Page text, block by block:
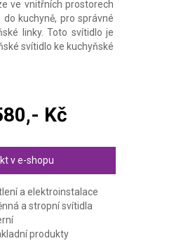
ve vnitřních prostorech
kuchyně, pro správné
linky. Toto svítidlo je
svítidlo ke kuchyňské
Kč
v e-shopu
a elektroinstalace
a stropní svítidla
produkty